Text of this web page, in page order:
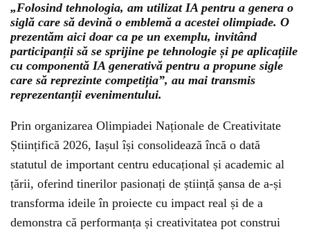
„Folosind tehnologia, am utilizat IA pentru a genera o
siglă care să devină o emblemă a acestei olimpiade. O
prezentăm aici doar ca pe un exemplu, invitând
participanții să se sprijine pe tehnologie și pe aplicațiile
cu componentă IA generativă pentru a propune sigle
care să reprezinte competiția”, au mai transmis
reprezentanții evenimentului.
Prin organizarea Olimpiadei Naționale de Creativitate
Științifică 2026, Iașul își consolidează încă o dată
statutul de important centru educațional și academic al
țării, oferind tinerilor pasionați de știință șansa de a-și
transforma ideile în proiecte cu impact real și de a
demonstra că performanța și creativitatea pot construi